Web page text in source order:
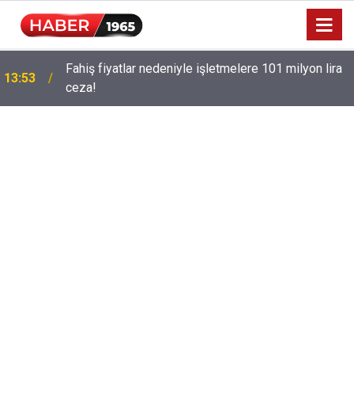
13:53
Fahiş fiyatlar nedeniyle işletmelere 101 milyon lira
ceza!